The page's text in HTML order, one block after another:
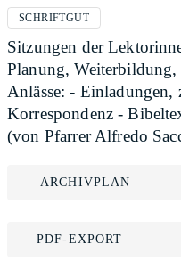
SCHRIFTGUT
Sitzungen der
Planung,
Anlässe: - Einladungen,
Korrespondenz -
(von Pfarrer Alfredo
ARCHIVPLAN
PDF-EXPORT